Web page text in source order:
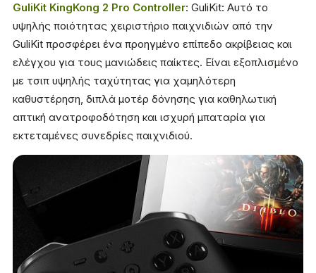
GuliKit KingKong 2 Pro Controller: GuliKit: Αυτό το
υψηλής ποιότητας χειριστήριο παιχνιδιών από την
GuliKit προσφέρει ένα προηγμένο επίπεδο ακρίβειας και
ελέγχου για τους μανιώδεις παίκτες. Είναι εξοπλισμένο
με τσιπ υψηλής ταχύτητας για χαμηλότερη
καθυστέρηση, διπλά μοτέρ δόνησης για καθηλωτική
απτική ανατροφοδότηση και ισχυρή μπαταρία για
εκτεταμένες συνεδρίες παιχνιδιού.